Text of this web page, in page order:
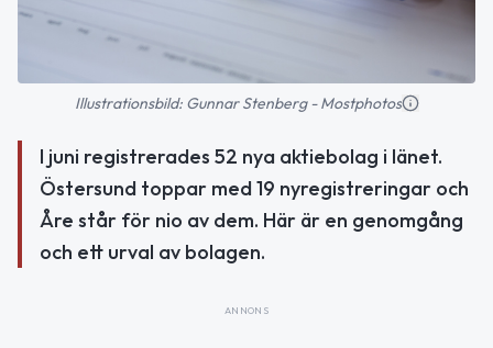
Illustrationsbild: Gunnar Stenberg - Mostphotos
I juni registrerades 52 nya aktiebolag i länet.
Östersund toppar med 19 nyregistreringar och
Åre står för nio av dem. Här är en genomgång
och ett urval av bolagen.
ANNONS